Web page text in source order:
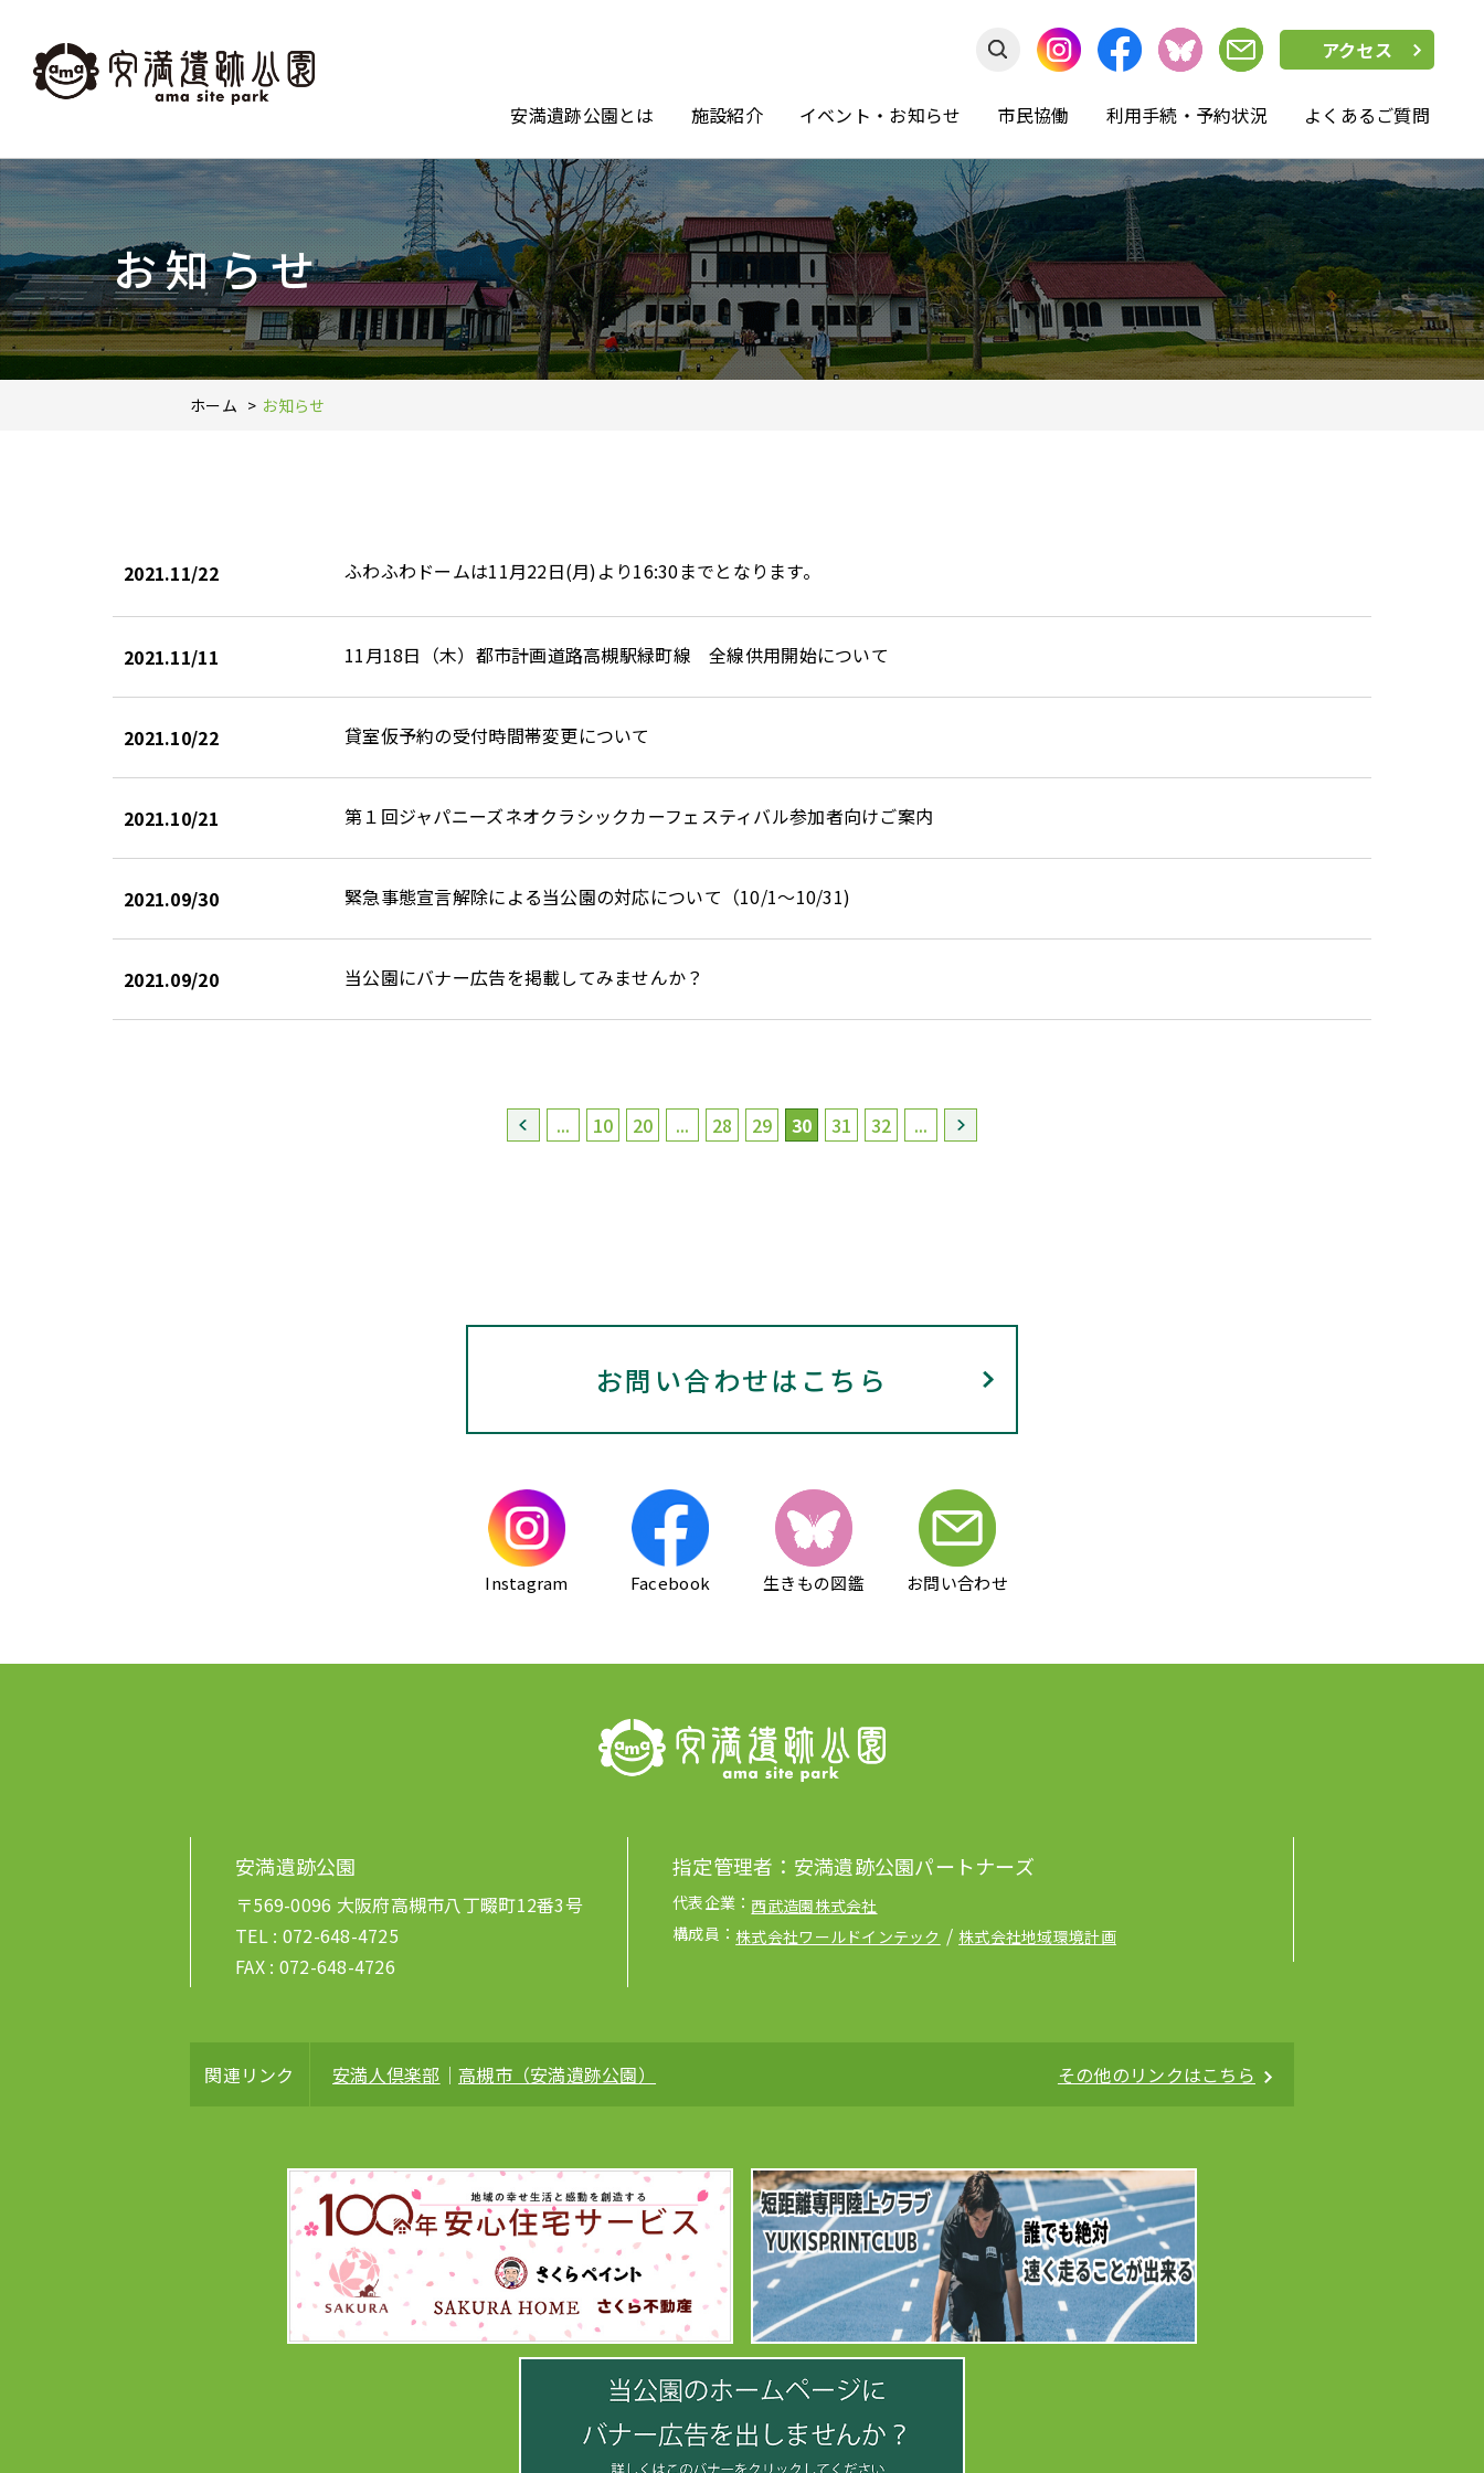
アクセス
安満遺跡公園とは 施設紹介 イベント・お知らせ 市民協働 利用手続・予約状況 よくあるご質問
お知らせ
ホーム お知らせ
2021.11/22 ふわふわドームは11月22日(月)より16:30までとなります。
2021.11/11 11月18日（木）都市計画道路高槻駅緑町線 全線供用開始について
2021.10/22 貸室仮予約の受付時間帯変更について
2021.10/21 第１回ジャパニーズネオクラシックカーフェスティバル参加者向けご案内
2021.09/30 緊急事態宣言解除による当公園の対応について（10/1～10/31)
2021.09/20 当公園にバナー広告を掲載してみませんか？
... 10 20 ... 28 29 30 31 32 ...
お問い合わせはこちら
Instagram Facebook 生きもの図鑑 お問い合わせ
安満遺跡公園
〒569-0096 大阪府高槻市八丁畷町12番3号
TEL : 072-648-4725
FAX : 072-648-4726
指定管理者：安満遺跡公園パートナーズ
代表企業： 西武造園株式会社
構成員： 株式会社ワールドインテック 株式会社地域環境計画
関連リンク 安満人倶楽部 高槻市（安満遺跡公園） その他のリンクはこちら